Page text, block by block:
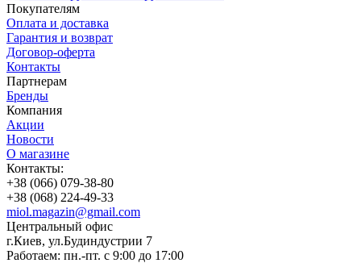
Покупателям
Оплата и доставка
Гарантия и возврат
Договор-оферта
Контакты
Партнерам
Бренды
Компания
Акции
Новости
О магазине
Контакты:
+38 (066) 079-38-80
+38 (068) 224-49-33
miol.magazin@gmail.com
Центральный офис
г.Киев, ул.Будиндустрии 7
Работаем: пн.-пт. с 9:00 до 17:00